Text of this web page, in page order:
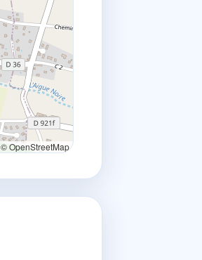
© OpenStreetMap